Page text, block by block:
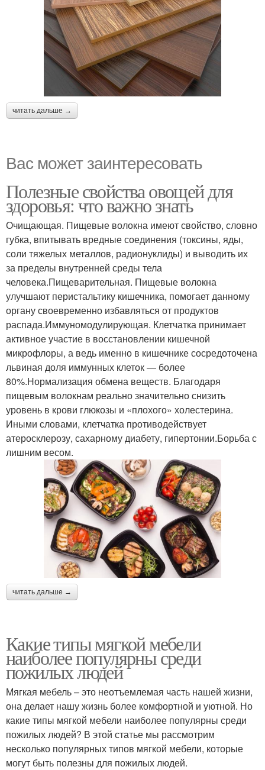
читать дальше →
Вас может заинтересовать
Полезные свойства овощей для
здоровья: что важно знать
Очищающая. Пищевые волокна имеют свойство, словно
губка, впитывать вредные соединения (токсины, яды,
соли тяжелых металлов, радионуклиды) и выводить их
за пределы внутренней среды тела
человека.Пищеварительная. Пищевые волокна
улучшают перистальтику кишечника, помогает данному
органу своевременно избавляться от продуктов
распада.Иммуномодулирующая. Клетчатка принимает
активное участие в восстановлении кишечной
микрофлоры, а ведь именно в кишечнике сосредоточена
львиная доля иммунных клеток — более
80%.Нормализация обмена веществ. Благодаря
пищевым волокнам реально значительно снизить
уровень в крови глюкозы и «плохого» холестерина.
Иными словами, клетчатка противодействует
атеросклерозу, сахарному диабету, гипертонии.Борьба с
лишним весом.
читать дальше →
Какие типы мягкой мебели
наиболее популярны среди
пожилых людей
Мягкая мебель – это неотъемлемая часть нашей жизни,
она делает нашу жизнь более комфортной и уютной. Но
какие типы мягкой мебели наиболее популярны среди
пожилых людей? В этой статье мы рассмотрим
несколько популярных типов мягкой мебели, которые
могут быть полезны для пожилых людей.